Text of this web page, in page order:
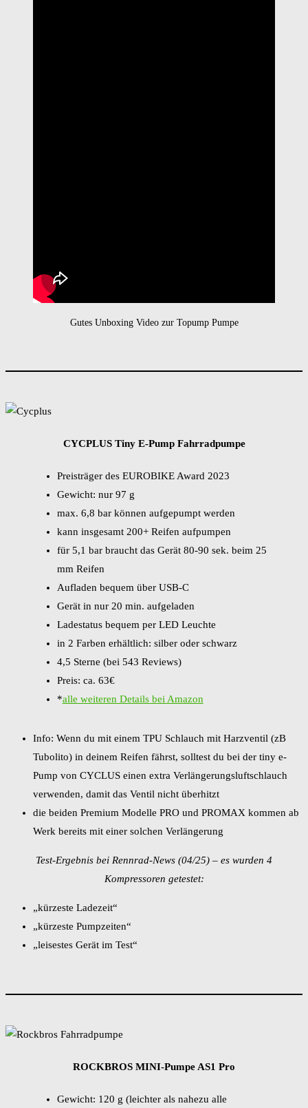
Gutes Unboxing Video zur Topump Pumpe
CYCPLUS Tiny E-Pump Fahrradpumpe
Preisträger des EUROBIKE Award 2023
Gewicht: nur 97 g
max. 6,8 bar können aufgepumpt werden
kann insgesamt 200+ Reifen aufpumpen
für 5,1 bar braucht das Gerät 80-90 sek. beim 25
mm Reifen
Aufladen bequem über USB-C
Gerät in nur 20 min. aufgeladen
Ladestatus bequem per LED Leuchte
in 2 Farben erhältlich: silber oder schwarz
4,5 Sterne (bei 543 Reviews)
Preis: ca. 63€
*alle weiteren Details bei Amazon
Info: Wenn du mit einem TPU Schlauch mit Harzventil (zB
Tubolito) in deinem Reifen fährst, solltest du bei der tiny e-
Pump von CYCLUS einen extra Verlängerungsluftschlauch
verwenden, damit das Ventil nicht überhitzt
die beiden Premium Modelle PRO und PROMAX kommen ab
Werk bereits mit einer solchen Verlängerung
Test-Ergebnis bei Rennrad-News (04/25) – es wurden 4
Kompressoren getestet:
„kürzeste Ladezeit“
„kürzeste Pumpzeiten“
„leisestes Gerät im Test“
ROCKBROS MINI-Pumpe AS1 Pro
Gewicht: 120 g (leichter als nahezu alle